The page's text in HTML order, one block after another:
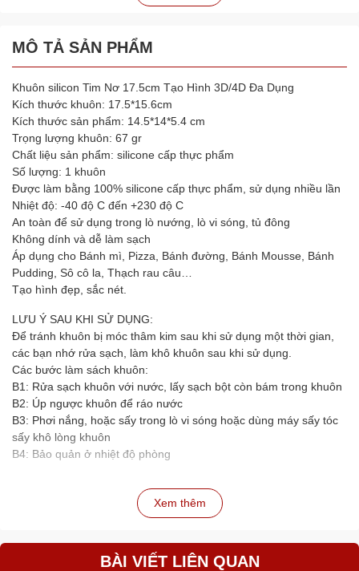
MÔ TẢ SẢN PHẨM
Khuôn silicon Tim Nơ 17.5cm Tạo Hình 3D/4D Đa Dụng
Kích thước khuôn: 17.5*15.6cm
Kích thước sản phẩm: 14.5*14*5.4 cm
Trọng lượng khuôn: 67 gr
Chất liệu sản phẩm: silicone cấp thực phẩm
Số lượng: 1 khuôn
Được làm bằng 100% silicone cấp thực phẩm, sử dụng nhiều lần
Nhiệt độ: -40 độ C đến +230 độ C
An toàn để sử dụng trong lò nướng, lò vi sóng, tủ đông
Không dính và dễ làm sạch
Áp dụng cho Bánh mì, Pizza, Bánh đường, Bánh Mousse, Bánh
Pudding, Sô cô la, Thạch rau câu…
Tạo hình đẹp, sắc nét.
LƯU Ý SAU KHI SỬ DỤNG:
Để tránh khuôn bị móc thâm kim sau khi sử dụng một thời gian,
các bạn nhớ rửa sạch, làm khô khuôn sau khi sử dụng.
Các bước làm sách khuôn:
B1: Rửa sạch khuôn với nước, lấy sạch bột còn bám trong khuôn
B2: Úp ngược khuôn để ráo nước
B3: Phơi nắng, hoặc sấy trong lò vi sóng hoặc dùng máy sấy tóc
sấy khô lòng khuôn
B4: Bảo quản ở nhiệt độ phòng
Xem thêm
BÀI VIẾT LIÊN QUAN